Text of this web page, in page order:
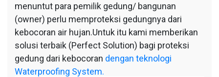
menuntut para pemilik gedung/ bangunan
(owner) perlu memproteksi gedungnya dari
kebocoran air hujan.Untuk itu kami memberikan
solusi terbaik (Perfect Solution) bagi proteksi
gedung dari kebocoran dengan teknologi
Waterproofing System.